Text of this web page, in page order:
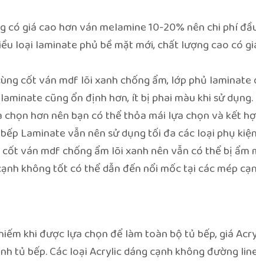
giá cao hơn ván melamine 10-20% nên chi phí
loại laminate phủ bề mặt mới, chất lượng cao có
cốt ván mdf lõi xanh chống ẩm, lớp phủ laminate
cũng ổn định hơn, ít bị phai màu khi sử
hơn nên bạn có thể thỏa mái lựa chọn và kết
Laminate vẫn nên sử dụng tối đa các loại phụ
ván mdf chống ẩm lõi xanh nên vẫn có thể bị ẩm
không tốt có thể dẫn đến nổi mốc tại các mép
khi được lựa chọn để làm toàn bộ tủ bếp, giá
tủ bếp. Các loại Acrylic dáng cạnh không đường